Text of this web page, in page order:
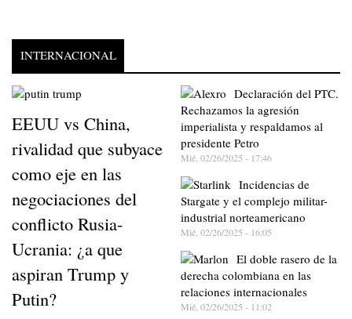
INTERNACIONAL
EEUU vs China,
rivalidad que subyace
como eje en las
negociaciones del
conflicto Rusia-
Ucrania: ¿a que
aspiran Trump y
Putin?
Declaración del PTC.
Rechazamos la agresión
imperialista y respaldamos al
presidente Petro
Mié, 02/26/2025 - 17:46
Incidencias de
Stargate y el complejo militar-
industrial norteamericano
Mié, 02/26/2025 - 16:05
El doble rasero de la
derecha colombiana en las
relaciones internacionales
Mié, 02/26/2025 - 11:02